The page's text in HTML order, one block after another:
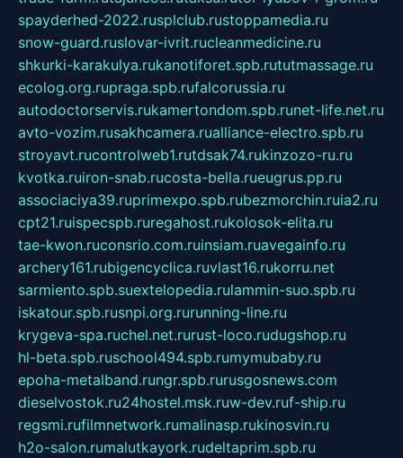
spayderhed-2022.rusplclub.rustoppamedia.ru
snow-guard.ruslovar-ivrit.rucleanmedicine.ru
shkurki-karakulya.rukanotiforet.spb.rututmassage.ru
ecolog.org.rupraga.spb.rufalcorussia.ru
autodoctorservis.rukamertondom.spb.runet-life.net.ru
avto-vozim.rusakhcamera.rualliance-electro.spb.ru
stroyavt.rucontrolweb1.rutdsak74.rukinzozo-ru.ru
kvotka.ruiron-snab.rucosta-bella.rueugrus.pp.ru
associaciya39.ruprimexpo.spb.rubezmorchin.ruia2.ru
cpt21.ruispecspb.ruregahost.rukolosok-elita.ru
tae-kwon.ruconsrio.com.ruinsiam.ruavegainfo.ru
archery161.rubigencyclica.ruvlast16.rukorru.net
sarmiento.spb.suextelopedia.rulammin-suo.spb.ru
iskatour.spb.rusnpi.org.rurunning-line.ru
krygeva-spa.ruchel.net.rurust-loco.rudugshop.ru
hl-beta.spb.ruschool494.spb.rumymubaby.ru
epoha-metalband.rungr.spb.rurusgosnews.com
dieselvostok.ru24hostel.msk.ruw-dev.ruf-ship.ru
regsmi.rufilmnetwork.rumalinasp.rukinosvin.ru
h2o-salon.rumalutkayork.rudeltaprim.spb.ru